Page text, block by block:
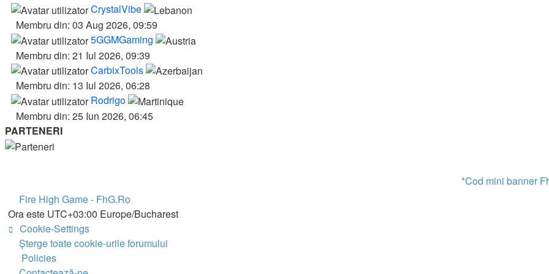
CrystalVibe
Membru din: 03 Aug 2026, 09:59
5GGMGaming
Membru din: 21 Iul 2026, 09:39
CarbixTools
Membru din: 13 Iul 2026, 06:28
Rodrigo
Membru din: 25 Iun 2026, 06:45
PARTENERI
*Cod mini banner
Fire High Game - FhG.Ro
Ora este UTC+03:00 Europe/Bucharest
Cookie-Settings
Şterge toate cookie-urile forumului
Policies